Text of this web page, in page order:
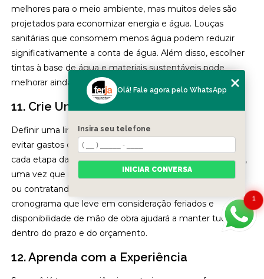
melhores para o meio ambiente, mas muitos deles são
projetados para economizar energia e água. Louças
sanitárias que consomem menos água podem reduzir
significativamente a conta de água. Além disso, escolher
tintas à base de água e materiais sustentáveis pode
melhorar ainda mais o custo final da reforma.
11. Crie Uma Linha do Tempo realista
Definir uma linha do tempo realista para a reforma pode
evitar gastos desnecessários. Determine quanto tempo
cada etapa da reforma vai levar e evite apressar as coisas,
uma vez que isso pode levar a más decisões de compra
ou contratando um serviço de emergência. Um
cronograma que leve em consideração feriados e
disponibilidade de mão de obra ajudará a manter tudo
dentro do prazo e do orçamento.
12. Aprenda com a Experiência
1
Olá! Fale agora pelo WhatsApp
Insira seu telefone
INICIAR CONVERSA